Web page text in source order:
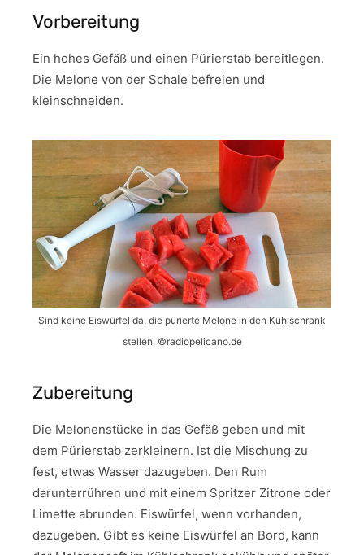
Vorbereitung
Ein hohes Gefäß und einen Pürierstab bereitlegen.
Die Melone von der Schale befreien und
kleinschneiden.
Sind keine Eiswürfel da, die pürierte Melone in den Kühlschrank
stellen. ©️radiopelicano.de
Zubereitung
Die Melonenstücke in das Gefäß geben und mit
dem Pürierstab zerkleinern. Ist die Mischung zu
fest, etwas Wasser dazugeben. Den Rum
darunterrühren und mit einem Spritzer Zitrone oder
Limette abrunden. Eiswürfel, wenn vorhanden,
dazugeben. Gibt es keine Eiswürfel an Bord, kann